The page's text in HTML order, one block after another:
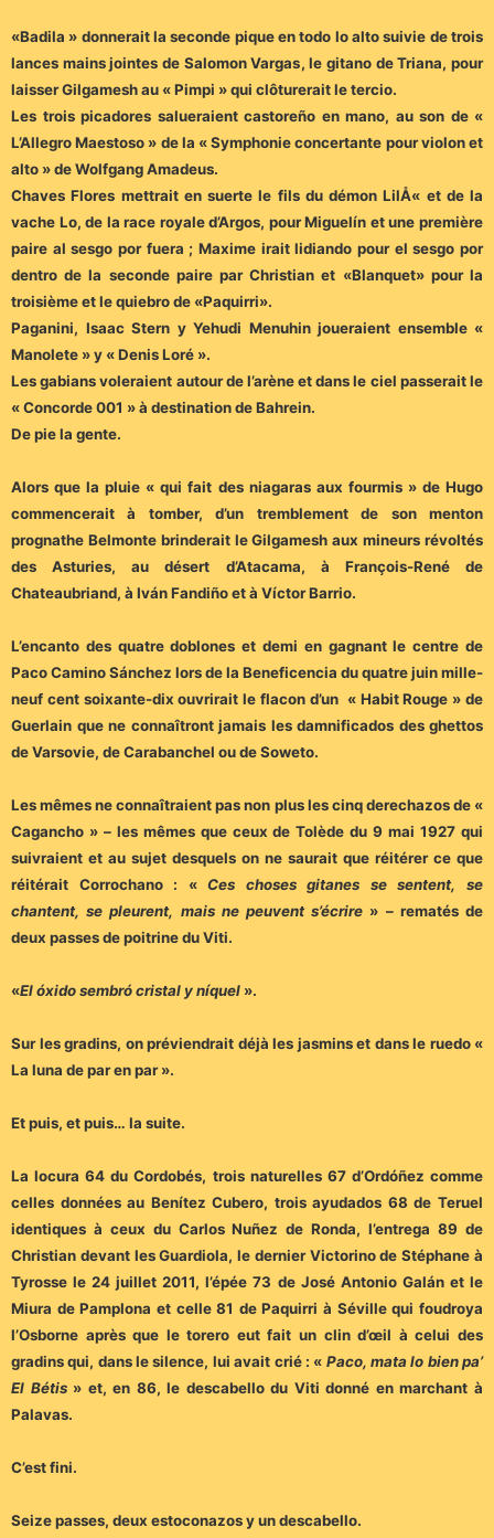
«Badila » donnerait la seconde pique en todo lo alto suivie de trois
lances mains jointes de Salomon Vargas, le gitano de Triana, pour
laisser Gilgamesh au « Pimpi » qui clôturerait le tercio.
Les trois picadores salueraient castoreño en mano, au son de «
L’Allegro Maestoso » de la « Symphonie concertante pour violon et
alto » de Wolfgang Amadeus.
Chaves Flores mettrait en suerte le fils du démon LilÅ« et de la
vache Lo, de la race royale d’Argos, pour Miguelín et une première
paire al sesgo por fuera ; Maxime irait lidiando pour el sesgo por
dentro de la seconde paire par Christian et «Blanquet» pour la
troisième et le quiebro de «Paquirri».
Paganini, Isaac Stern y Yehudi Menuhin joueraient ensemble «
Manolete » y « Denis Loré ».
Les gabians voleraient autour de l’arène et dans le ciel passerait le
« Concorde 001 » à destination de Bahrein.
De pie la gente.
Alors que la pluie « qui fait des niagaras aux fourmis » de Hugo
commencerait à tomber, d’un tremblement de son menton
prognathe Belmonte brinderait le Gilgamesh aux mineurs révoltés
des Asturies, au désert d’Atacama, à François-René de
Chateaubriand, à Iván Fandiño et à Víctor Barrio.
L’encanto des quatre doblones et demi en gagnant le centre de
Paco Camino Sánchez lors de la Beneficencia du quatre juin mille-
neuf cent soixante-dix ouvrirait le flacon d’un « Habit Rouge » de
Guerlain que ne connaîtront jamais les damnificados des ghettos
de Varsovie, de Carabanchel ou de Soweto.
Les mêmes ne connaîtraient pas non plus les cinq derechazos de «
Cagancho » – les mêmes que ceux de Tolède du 9 mai 1927 qui
suivraient et au sujet desquels on ne saurait que réitérer ce que
réitérait Corrochano : «Ces choses gitanes se sentent, se
chantent, se pleurent, mais ne peuvent s’écrire » – rematés de
deux passes de poitrine du Viti.
«El óxido sembró cristal y níquel ».
Sur les gradins, on préviendrait déjà les jasmins et dans le ruedo «
La luna de par en par ».
Et puis, et puis… la suite.
La locura 64 du Cordobés, trois naturelles 67 d’Ordóñez comme
celles données au Benítez Cubero, trois ayudados 68 de Teruel
identiques à ceux du Carlos Nuñez de Ronda, l’entrega 89 de
Christian devant les Guardiola, le dernier Victorino de Stéphane à
Tyrosse le 24 juillet 2011, l’épée 73 de José Antonio Galán et le
Miura de Pamplona et celle 81 de Paquirri à Séville qui foudroya
l’Osborne après que le torero eut fait un clin d’œil à celui des
gradins qui, dans le silence, lui avait crié : « Paco, mata lo bien pa’
El Bétis» et, en 86, le descabello du Viti donné en marchant à
Palavas.
C’est fini.
Seize passes, deux estoconazos y un descabello.